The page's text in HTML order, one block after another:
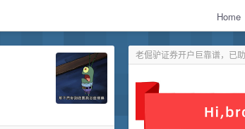
Home
老倔驴证券开户巨靠谱，已